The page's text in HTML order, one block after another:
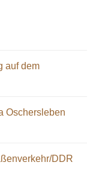
auf dem
Oschersleben
DDR